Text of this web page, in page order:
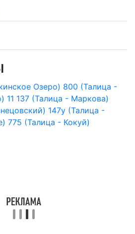
Озеро) 800 (Талица -
11 137 (Талица - Маркова)
147у (Талица -
775 (Талица - Кокуй)